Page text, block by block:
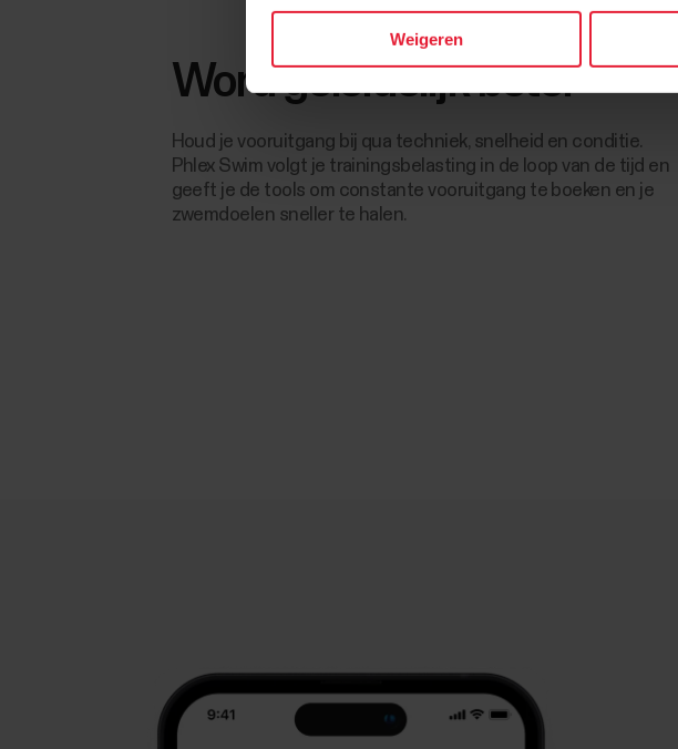
Weigeren
Word geleidelijk beter
Houd je vooruitgang bij qua techniek, snelheid en conditie.
Phlex Swim volgt je trainingsbelasting in de loop van de tijd en
geeft je de tools om constante vooruitgang te boeken en je
zwemdoelen sneller te halen.